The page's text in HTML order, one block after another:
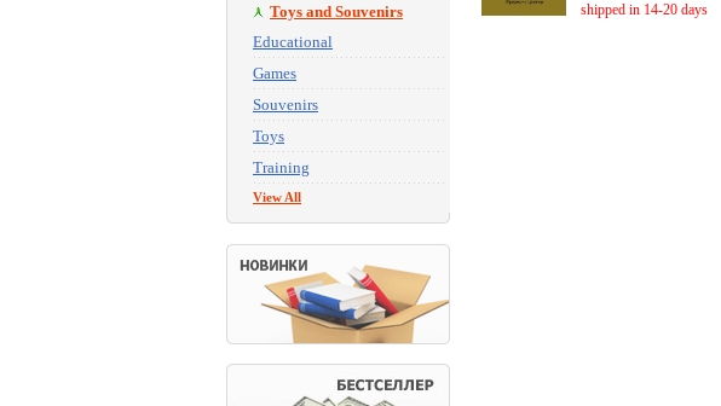
Toys and Souvenirs
Educational
Games
Souvenirs
Toys
Training
View All
shipped in 14-20 days